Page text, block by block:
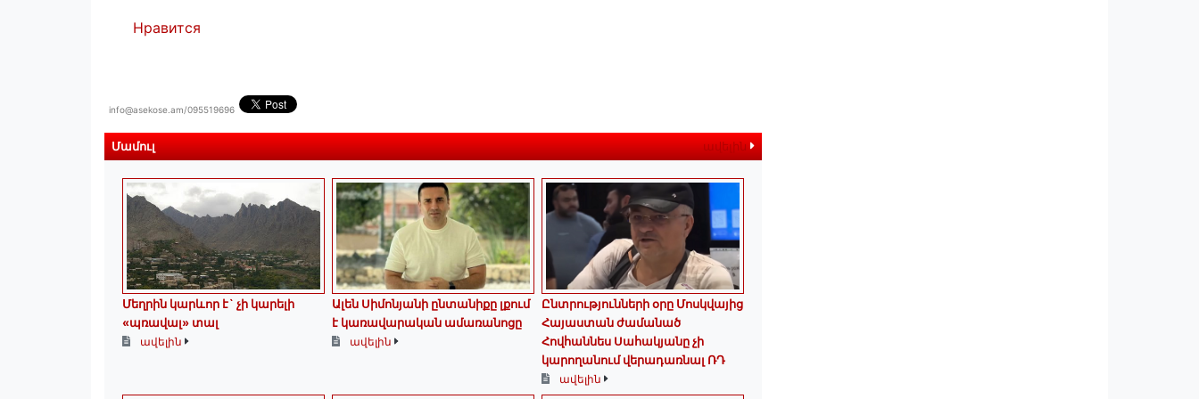
Нравится
info@asekose.am/095519696
Մամուլ ավելին
Մեղրին կարևոր է` չի կարելի
«պռավալ» տալ
ավելին
Ալեն Սիմոնյանի ընտանիքը լքում
է կառավարական ամառանոցը
ավելին
Ընտրությունների օրը Մոսկվայից
Հայաստան ժամանած
Հովհաննես Սահակյանը չի
կարողանում վերադառնալ ՌԴ
ավելին